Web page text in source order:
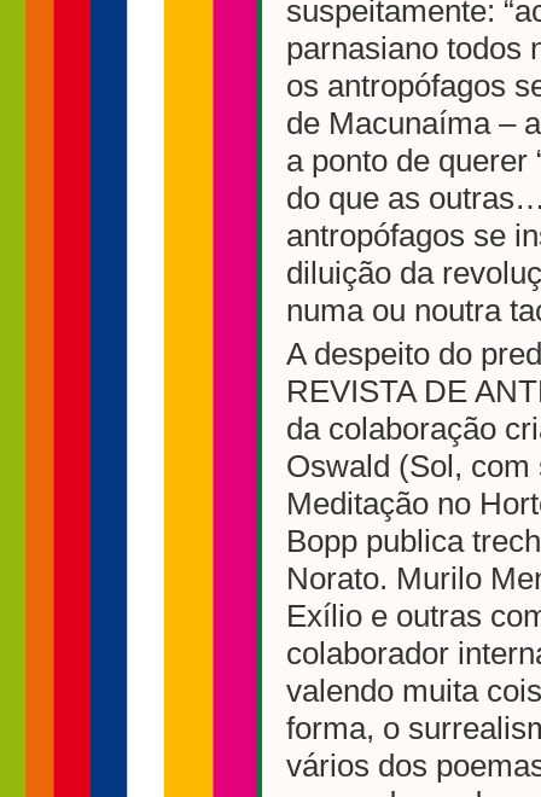
suspeitamente:
parnasiano todos
os antropófagos
de Macunaíma –
a ponto de querer
do que as
antropófagos se
diluição da
numa ou noutra
A despeito do
REVISTA DE
da colaboração
Oswald (Sol,
Meditação no
Bopp publica
Norato. Murilo
Exílio e outras
colaborador
valendo muita
forma, o
vários dos